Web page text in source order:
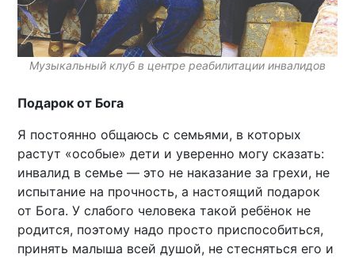
Музыкальный клуб в центре реабилитации инвалидов
Подарок от Бога
Я постоянно общаюсь с семьями, в которых
растут «особые» дети и уверенно могу сказать:
инвалид в семье — это не наказание за грехи, не
испытание на прочность, а настоящий подарок
от Бога. У слабого человека такой ребёнок не
родится, поэтому надо просто приспособиться,
принять малыша всей душой, не стесняться его и